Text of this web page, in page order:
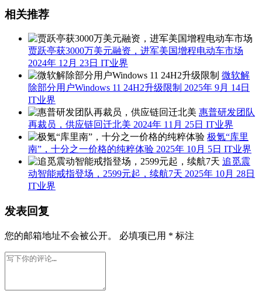
相关推荐
贾跃亭获3000万美元融资，进军美国增程电动车市场
2024年 12月 23日 IT业界
微软解
除部分用户Windows 11 24H2升级限制 2025年 9月 14日
IT业界
惠普研发团队
再裁员，供应链回迁北美 2024年 11月 25日 IT业界
极氪“库里
南”，十分之一价格的纯粹体验 2025年 10月 5日 IT业界
追觅震
动智能戒指登场，2599元起，续航7天 2025年 10月 28日
IT业界
发表回复
您的邮箱地址不会被公开。 必填项已用 * 标注